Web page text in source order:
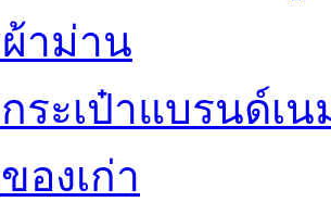
าม่าน
ระเป๋าแบรนด์เน
องเก่า